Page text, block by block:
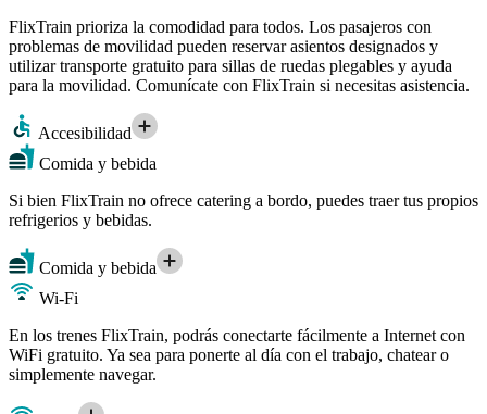
FlixTrain prioriza la comodidad para todos. Los pasajeros con
problemas de movilidad pueden reservar asientos designados y
utilizar transporte gratuito para sillas de ruedas plegables y ayuda
para la movilidad. Comunícate con FlixTrain si necesitas asistencia.
Accesibilidad
Comida y bebida
Si bien FlixTrain no ofrece catering a bordo, puedes traer tus propios
refrigerios y bebidas.
Comida y bebida
Wi-Fi
En los trenes FlixTrain, podrás conectarte fácilmente a Internet con
WiFi gratuito. Ya sea para ponerte al día con el trabajo, chatear o
simplemente navegar.